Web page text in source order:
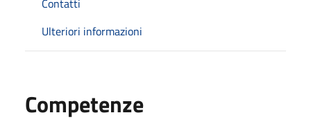
Ulteriori informazioni
Competenze